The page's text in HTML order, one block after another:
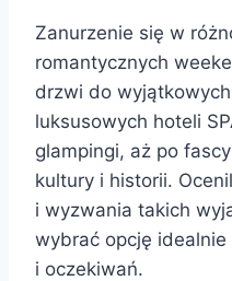
Zanurzenie się w
romantycznych
drzwi do
luksusowych hoteli
glampingi, aż po
kultury i historii.
i wyzwania takich
wybrać opcję
i oczekiwań.